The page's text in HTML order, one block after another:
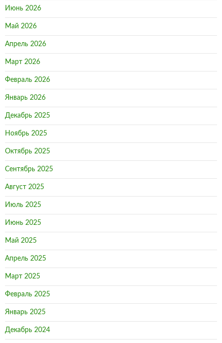
Июнь 2026
Май 2026
Апрель 2026
Март 2026
Февраль 2026
Январь 2026
Декабрь 2025
Ноябрь 2025
Октябрь 2025
Сентябрь 2025
Август 2025
Июль 2025
Июнь 2025
Май 2025
Апрель 2025
Март 2025
Февраль 2025
Январь 2025
Декабрь 2024